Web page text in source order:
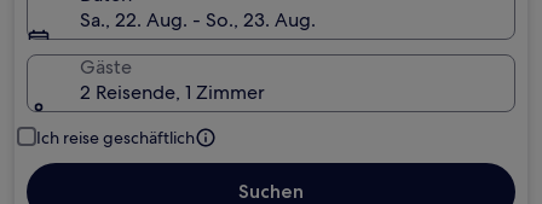
Sa., 22. Aug. - So., 23. Aug.
Gäste
2 Reisende, 1 Zimmer
Ich reise geschäftlich
Suchen